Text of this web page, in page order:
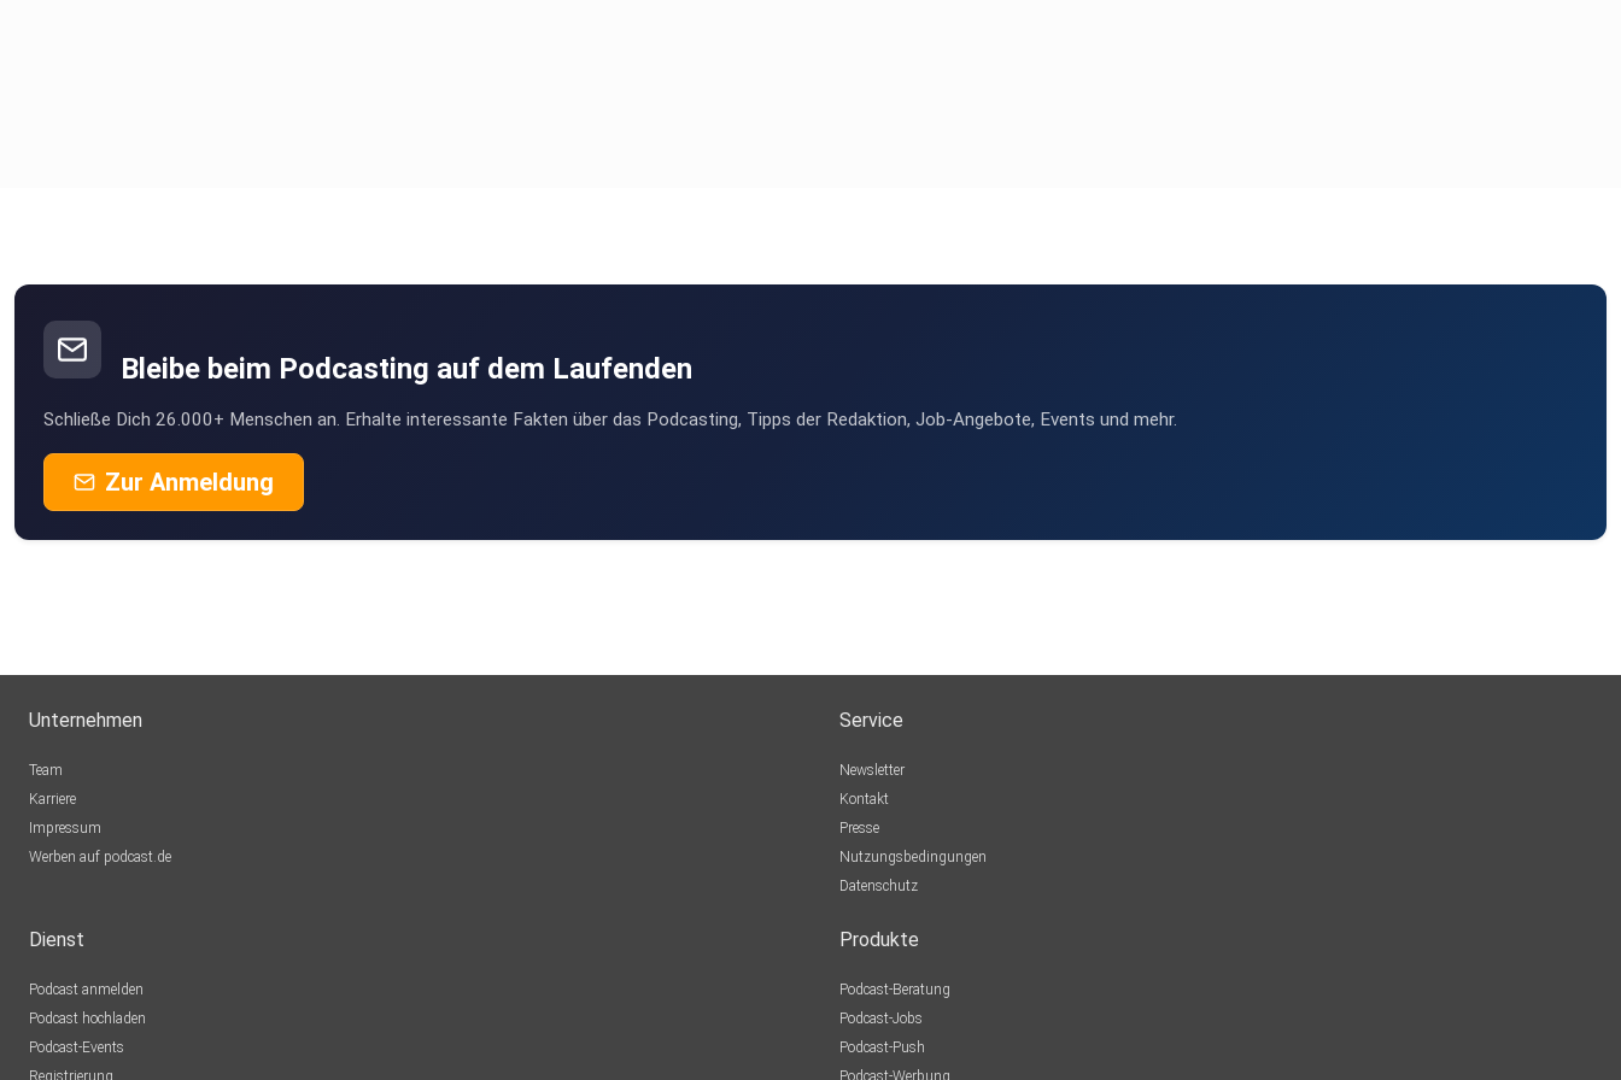
Bleibe beim Podcasting auf dem Laufenden
Schließe Dich 26.000+ Menschen an. Erhalte interessante Fakten über das Podcasting, Tipps der Redaktion, Job-Angebote, Events und mehr.
Zur Anmeldung
Unternehmen
Team
Karriere
Impressum
Werben auf podcast.de
Service
Newsletter
Kontakt
Presse
Nutzungsbedingungen
Datenschutz
Dienst
Podcast anmelden
Podcast hochladen
Podcast-Events
Registrierung
Produkte
Podcast-Beratung
Podcast-Jobs
Podcast-Push
Podcast-Werbung